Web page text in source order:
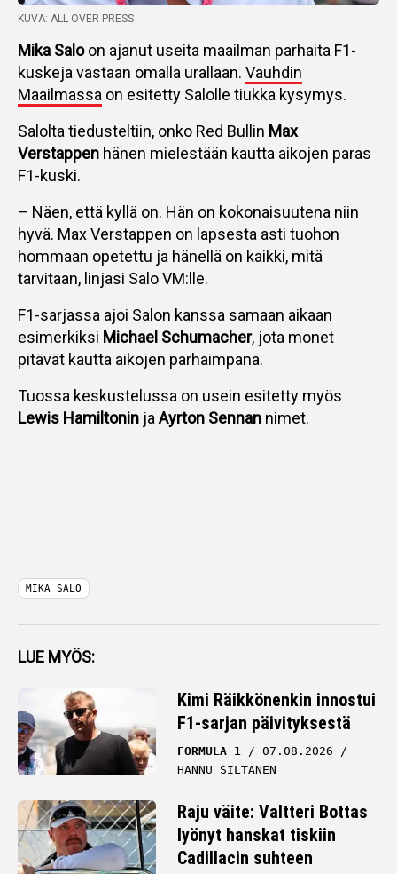
KUVA: ALL OVER PRESS
Mika Saloon ajanut useita maailman parhaita F1-
kuskeja vastaan omalla urallaan. Vauhdin
Maailmassa on esitetty Salolle tiukka kysymys.
Salolta tiedusteltiin, onko Red Bullin Max
Verstappen hänen mielestään kautta aikojen paras
F1-kuski.
– Näen, että kyllä on. Hän on kokonaisuutena niin
hyvä. Max Verstappen on lapsesta asti tuohon
hommaan opetettu ja hänellä on kaikki, mitä
tarvitaan, linjasi Salo VM:lle.
F1-sarjassa ajoi Salon kanssa samaan aikaan
esimerkiksi Michael Schumacher, jota monet
pitävät kautta aikojen parhaimpana.
Tuossa keskustelussa on usein esitetty myös
Lewis Hamiltonin ja Ayrton Sennan nimet.
MIKA SALO
LUE MYÖS:
Kimi Räikkönenkin innostui
F1-sarjan päivityksestä
FORMULA 1
07.08.2026
HANNU SILTANEN
Raju väite: Valtteri Bottas
lyönyt hanskat tiskiin
Cadillacin suhteen